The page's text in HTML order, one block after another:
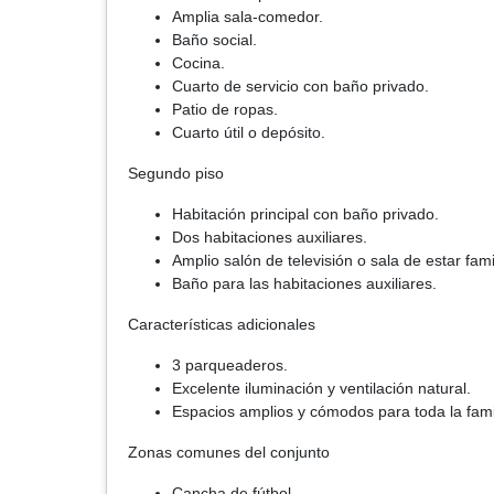
Amplia sala-comedor.
Baño social.
Cocina.
Cuarto de servicio con baño privado.
Patio de ropas.
Cuarto útil o depósito.
Segundo piso
Habitación principal con baño privado.
Dos habitaciones auxiliares.
Amplio salón de televisión o sala de estar
Baño para las habitaciones auxiliares.
Características adicionales
3 parqueaderos.
Excelente iluminación y ventilación natural.
Espacios amplios y cómodos para toda la
Zonas comunes del conjunto